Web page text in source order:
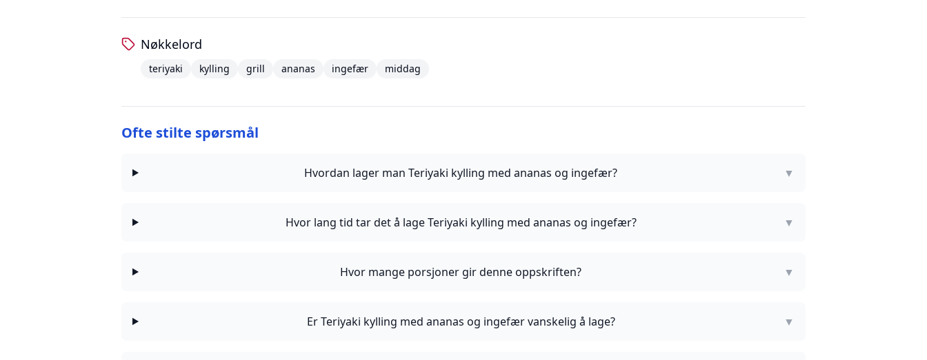
Nøkkelord
teriyaki kylling grill ananas ingefær middag
Ofte stilte spørsmål
Hvordan lager man Teriyaki kylling med ananas og ingefær? ▼
Hvor lang tid tar det å lage Teriyaki kylling med ananas og ingefær? ▼
Hvor mange porsjoner gir denne oppskriften? ▼
Er Teriyaki kylling med ananas og ingefær vanskelig å lage? ▼